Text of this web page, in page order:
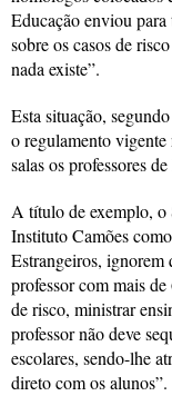
Educação enviou para
sobre os casos de
nada existe”.
Esta situação,
o regulamento vigente
salas os professores
A título de exemplo, o
Instituto Camões
Estrangeiros, ignorem
professor com mais
de risco, ministrar
professor não deve
escolares, sendo-lhe
direto com os alunos”.